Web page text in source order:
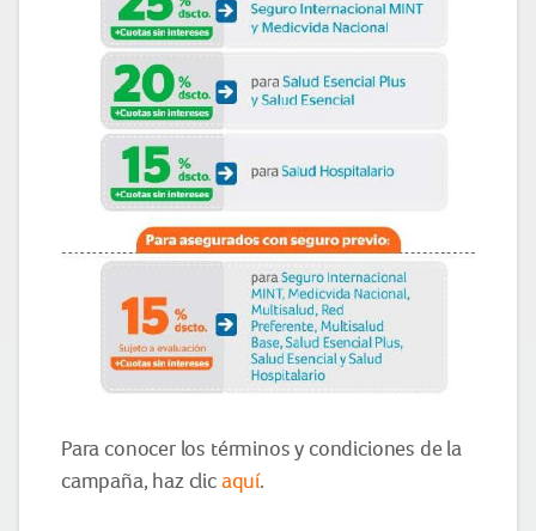
Para conocer los términos y condiciones de la
campaña, haz clic aquí.